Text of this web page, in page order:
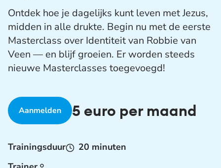
Ontdek hoe je dagelijks kunt leven met Jezus,
midden in alle drukte. Begin nu met de eerste
Masterclass over Identiteit van Robbie van
Veen — en blijf groeien. Er worden steeds
nieuwe Masterclasses toegevoegd!
Aanmelden 5 euro per maand
Trainingsduur
20 minuten